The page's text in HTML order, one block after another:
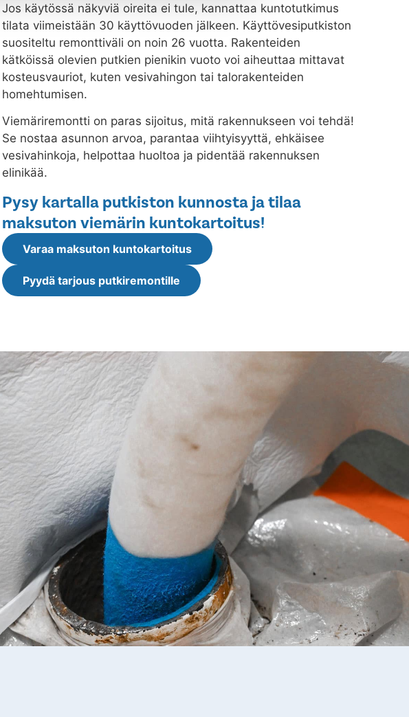
Jos käytössä näkyviä oireita ei tule, kannattaa kuntotutkimus
tilata viimeistään 30 käyttövuoden jälkeen. Käyttövesiputkiston
suositeltu remonttiväli on noin 26 vuotta. Rakenteiden
kätköissä olevien putkien pienikin vuoto voi aiheuttaa mittavat
kosteusvauriot, kuten vesivahingon tai talorakenteiden
homehtumisen.
Viemäriremontti on paras sijoitus, mitä rakennukseen voi tehdä!
Se nostaa asunnon arvoa, parantaa viihtyisyyttä, ehkäisee
vesivahinkoja, helpottaa huoltoa ja pidentää rakennuksen
elinikää.
Pysy kartalla putkiston kunnosta ja tilaa
maksuton viemärin kuntokartoitus!
Varaa maksuton kuntokartoitus
Pyydä tarjous putkiremontille